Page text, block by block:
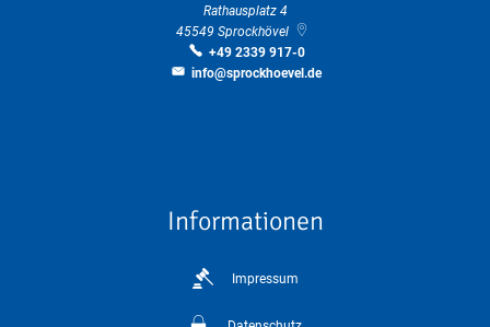
Rathausplatz 4
45549 Sprockhövel
+49 2339 917-0
info@sprockhoevel.de
Informationen
Impressum